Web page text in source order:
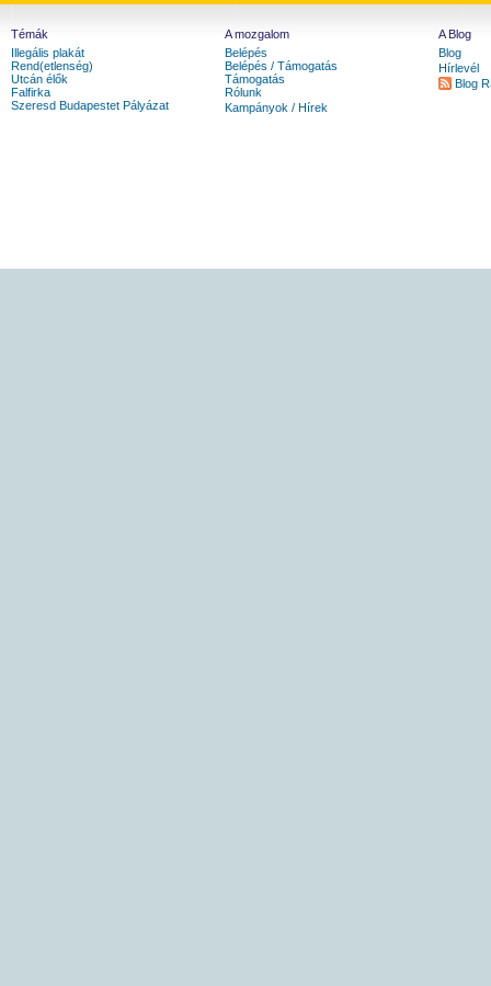
Témák
Illegális plakát
Rend(etlenség)
Utcán élők
Falfirka
Szeresd Budapestet Pályázat
A mozgalom
Belépés
Belépés / Támogatás
Támogatás
Rólunk
Kampányok / Hírek
A Blog
Blog
Hírlevél
Blog